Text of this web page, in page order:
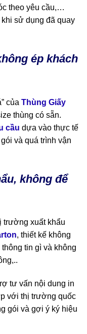
theo yêu cầu,…
sử dụng đã quay
ép khách
của Thùng Giấy
thùng có sẵn.
cầu dựa vào thực tế
và quá trình vận
không để
trường xuất khẩu
, thiết kế không
tin gì và không
tư vấn nội dung in
với thị trường quốc
gói và gợi ý ký hiệu